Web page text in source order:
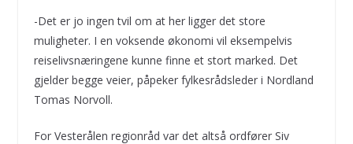
-Det er jo ingen tvil om at her ligger det store
muligheter. I en voksende økonomi vil eksempelvis
reiselivsnæringene kunne finne et stort marked. Det
gjelder begge veier, påpeker fylkesrådsleder i Nordland
Tomas Norvoll.
For Vesterålen regionråd var det altså ordfører Siv